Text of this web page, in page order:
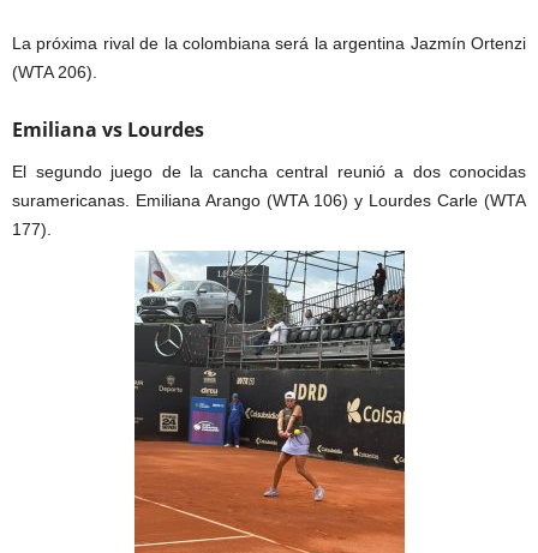
La próxima rival de la colombiana será la argentina Jazmín Ortenzi
(WTA 206).
Emiliana vs Lourdes
El segundo juego de la cancha central reunió a dos conocidas
suramericanas. Emiliana Arango (WTA 106) y Lourdes Carle (WTA
177).